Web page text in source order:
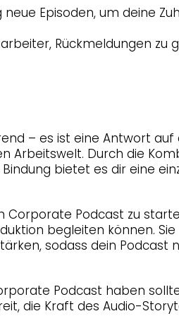
Episoden, um deine
Rückmeldungen zu
– es ist eine Antwort
Arbeitswelt. Durch die
bietet es dir eine
Podcast zu
begleiten können.
sodass dein Podcast
Podcast haben
die Kraft des Audio-